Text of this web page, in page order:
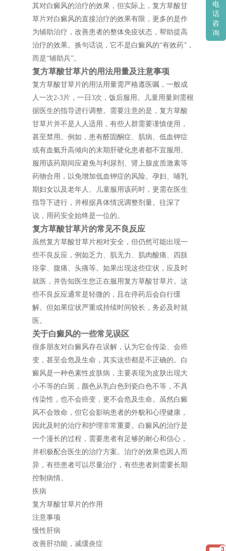
其对白癜风的治疗的效果，但实际上，复方草酸甘
草片对白癜风的直接治疗的效果有限，更多的是作
为辅助治疗，改善患者的整体免疫状态，帮助提高
治疗的效果。换句话说，它不是白癜风的“有效药”，
而是“辅助兵”。
复方草酸甘草片的用法用量及注意事项
复方草酸甘草片的用法用量需严格遵医嘱，一般成
人一次2-3片，一日3次，饭后服用。儿童用量则需根
据医生的指导进行调整。需要注意的是，复方草酸
甘草片并不是人人适用，有些人群需要谨慎使用，
甚至禁用。例如，患有醛固酮症、肌病、低血钾症
或有血氨升高倾向的末期肝硬化患者都不宜服用。
服用该药期间应避免与利尿剂、肾上腺皮质激素等
药物合用，以免增加低血钾症的风险。孕妇、哺乳
期妇女以及老年人、儿童服用该药时，更需在医生
指导下进行，并根据具体情况调整剂量。往深了
说，用药安全始终是一位的。
复方草酸甘草片的常见不良反应
虽然复方草酸甘草片相对安全，但仍然可能出现一
些不良反应，例如乏力、肌无力、肌肉酸痛、四肢
痉挛、腹痛、头痛等。如果出现这些症状，应及时
就医，并告知医生您正在服用复方草酸甘草片。这
些不良反应通常是轻微的，且在停药后会自行缓
解。但如果症状严重或持续时间较长，务必及时就
医。
关于白癜风的一些常见误区
很多朋友对白癜风存在误解，认为它会传染、会癌
变，甚至会危及生命，其实这些都是不正确的。白
癜风是一种色素性皮肤病，主要表现为皮肤出现大
小不等的白斑，颜色从乳白色到瓷白色不等，不具
传染性，也不会癌变，更不会危及生命。虽然白癜
风不会致命，但它会影响患者的外貌和心理健康，
因此及时的治疗和护理非常重要。白癜风的治疗是
一个漫长的过程，需要患者有足够的耐心和信心，
并积极配合医生的治疗方案。治疗的效果也因人而
异，有些患者可以尽量治疗，有些患者则需要长期
控制病情。
疾病
复方草酸甘草片的作用
注意事项
慢性肝病
改善肝功能，减缓炎症
电
话
咨
询